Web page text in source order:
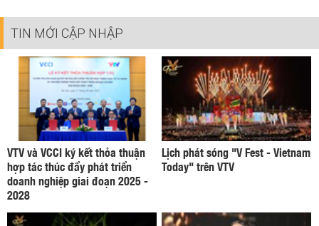
TIN MỚI CẬP NHẬP
VTV và VCCI ký kết thỏa thuận
hợp tác thúc đẩy phát triển
doanh nghiệp giai đoạn 2025 -
2028
Lịch phát sóng "V Fest - Vietnam
Today" trên VTV